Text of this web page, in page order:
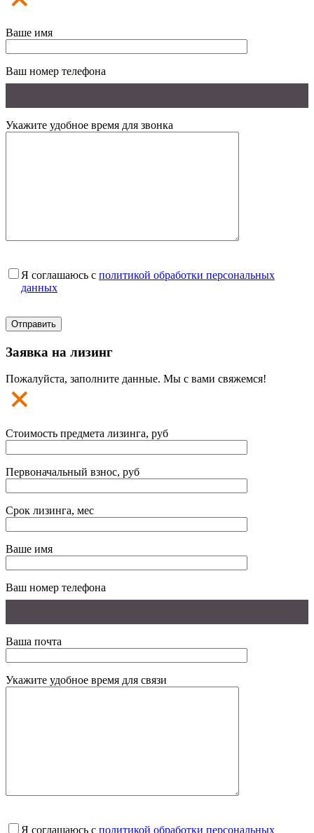
Ваше имя
Ваш номер телефона
Укажите удобное время для звонка
Я соглашаюсь с политикой обработки персональных
данных
Заявка на лизинг
Пожалуйста, заполните данные. Мы с вами свяжемся!
Стоимость предмета лизинга, руб
Первоначальный взнос, руб
Срок лизинга, мес
Ваше имя
Ваш номер телефона
Ваша почта
Укажите удобное время для связи
Я соглашаюсь с политикой обработки персональных